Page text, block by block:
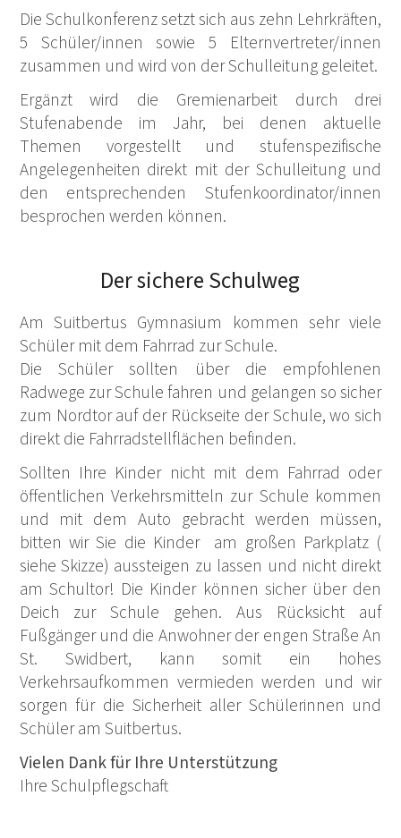
Die Schulkonferenz setzt sich aus zehn Lehrkräften,
5 Schüler/innen sowie 5 Elternvertreter/innen
zusammen und wird von der Schulleitung geleitet.
Ergänzt wird die Gremienarbeit durch drei
Stufenabende im Jahr, bei denen aktuelle
Themen vorgestellt und stufenspezifische
Angelegenheiten direkt mit der Schulleitung und
den entsprechenden Stufenkoordinator/innen
besprochen werden können.
Der sichere Schulweg
Am Suitbertus Gymnasium kommen sehr viele
Schüler mit dem Fahrrad zur Schule.
Die Schüler sollten über die empfohlenen
Radwege zur Schule fahren und gelangen so sicher
zum Nordtor auf der Rückseite der Schule, wo sich
direkt die Fahrradstellflächen befinden.
Sollten Ihre Kinder nicht mit dem Fahrrad oder
öffentlichen Verkehrsmitteln zur Schule kommen
und mit dem Auto gebracht werden müssen,
bitten wir Sie die Kinder am großen Parkplatz (
siehe Skizze) aussteigen zu lassen und nicht direkt
am Schultor! Die Kinder können sicher über den
Deich zur Schule gehen. Aus Rücksicht auf
Fußgänger und die Anwohner der engen Straße An
St. Swidbert, kann somit ein hohes
Verkehrsaufkommen vermieden werden und wir
sorgen für die Sicherheit aller Schülerinnen und
Schüler am Suitbertus.
Vielen Dank für Ihre Unterstützung
Ihre Schulpflegschaft